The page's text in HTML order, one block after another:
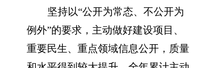
坚持以“公开为常态、不公开为
例外”的要求，主动做好建设项目、
重要民生、重点领域信息公开，质量